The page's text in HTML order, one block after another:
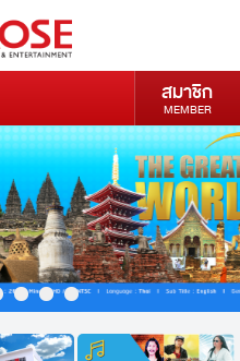
สมาชิก
MEMBER